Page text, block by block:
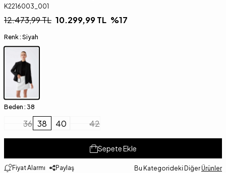
K2216003_001
12.473,99TL 10.299,99TL %17
Renk : Siyah
Beden : 38
36 38 40 42
Sepete Ekle
Fiyat Alarmı Paylaş Bu Kategorideki Diğer Ürünler